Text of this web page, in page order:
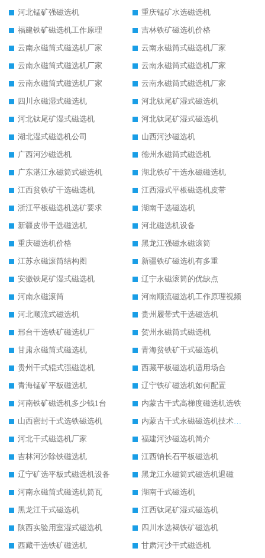
河北锰矿强磁选机
重庆锰矿水选磁选机
福建铁矿磁选机工作原理
吉林铁矿磁选机价格
云南永磁筒式磁选机厂家
云南永磁筒式磁选机厂家
云南永磁筒式磁选机厂家
云南永磁筒式磁选机厂家
云南永磁筒式磁选机厂家
云南永磁筒式磁选机厂家
四川永磁湿式磁选机
河北钛尾矿湿式磁选机
河北钛尾矿湿式磁选机
河北钛尾矿湿式磁选机
湖北湿式磁选机公司
山西河沙磁选机
广西河沙磁选机
德州永磁筒式磁选机
广东湛江永磁筒式磁选机
湖北铁矿干选永磁磁选机
江西贫铁矿干选磁选机
江西湿式平板磁选机皮带
浙江平板磁选机选矿要求
湖南干选磁选机
新疆皮带干选磁选机
河北磁选机设备
重庆磁选机价格
黑龙江强磁永磁滚筒
江苏永磁滚筒结构图
新疆铁矿磁选机有多重
安徽铁尾矿湿式磁选机
辽宁永磁滚筒的优缺点
河南永磁滚筒
河南顺流磁选机工作原理视频
河北顺流式磁选机
贵州履带式干选磁选机
邢台干选铁矿磁选机厂
贺州永磁筒式磁选机
甘肃永磁筒式磁选机
青海贫铁矿干式磁选机
贵州干式辊式强磁选机
西藏平板磁选机适用场合
青海锰矿平板磁选机
辽宁铁矿磁选机如何配置
河南铁矿磁选机多少钱1台
内蒙古干式高梯度磁选机选铁
山西密封干式选铁磁选机
内蒙古干式永磁磁选机技术要求
河北干式磁选机厂家
福建河沙磁选机简介
吉林河沙除铁磁选机
江西钠长石平板磁选机
辽宁矿选平板式磁选机设备
黑龙江永磁筒式磁选机退磁
河南永磁筒式磁选机筒瓦
湖南干式磁选机
黑龙江干式磁选机
江西钛尾矿湿式磁选机
陕西实验用室湿式磁选机
四川水选褐铁矿磁选机
西藏干选铁矿磁选机
甘肃河沙干式磁选机